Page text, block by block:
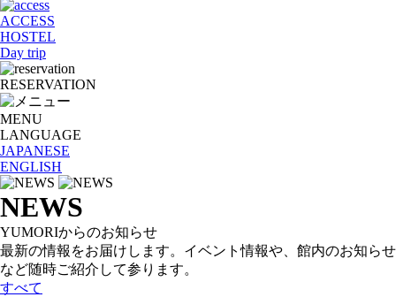
ACCESS
HOSTEL
Day trip
RESERVATION
MENU
LANGUAGE
JAPANESE
ENGLISH
NEWS
YUMORIからのお知らせ
最新の情報をお届けします。 イベント情報や、館内のお知らせ
など随時ご紹介して参ります。
すべて